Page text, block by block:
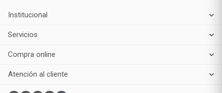
Institucional
Servicios
Compra online
Atención al cliente